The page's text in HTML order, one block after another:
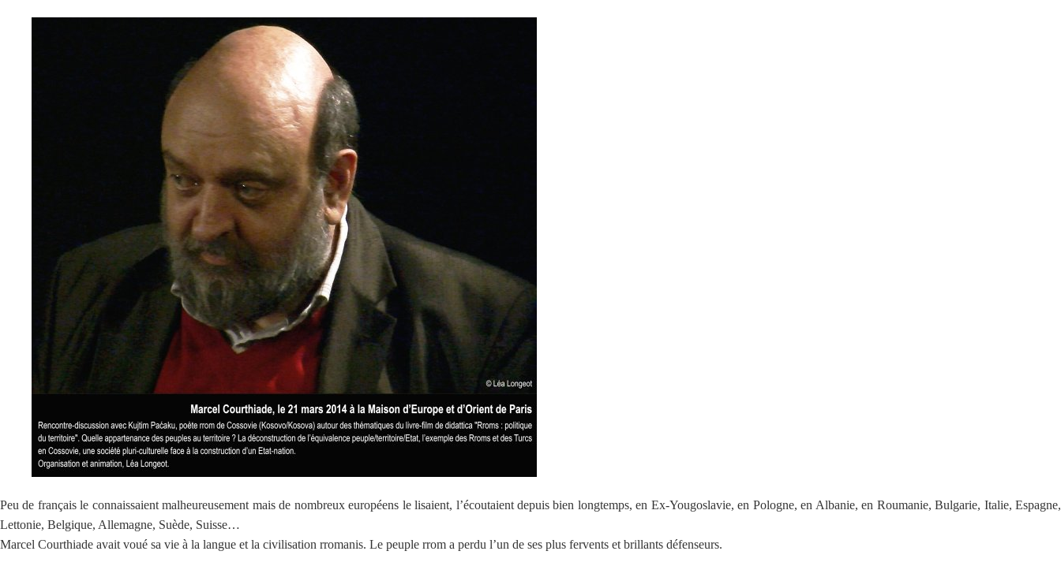
Peu de français le connaissaient malheureusement mais de nombreux européens le lisaient, l’écoutaient depuis bien longtemps, en Ex-Yougoslavie, en Pologne, en Albanie, en Roumanie, Bulgarie, Italie, Espagne,
Lettonie, Belgique, Allemagne, Suède, Suisse…
Marcel Courthiade avait voué sa vie à la langue et la civilisation rromanis. Le peuple rrom a perdu l’un de ses plus fervents et brillants défenseurs.